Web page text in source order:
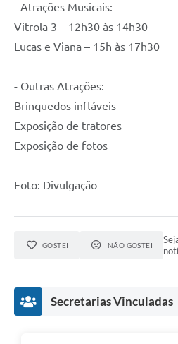
- Atrações Musicais:
Vitrola 3 – 12h30 às 14h30
Lucas e Viana – 15h às 17h30
- Outras Atrações:
Brinquedos infláveis
Exposição de tratores
Exposição de fotos
Foto: Divulgação
GOSTEI NÃO GOSTEI
Secretarias Vinculadas